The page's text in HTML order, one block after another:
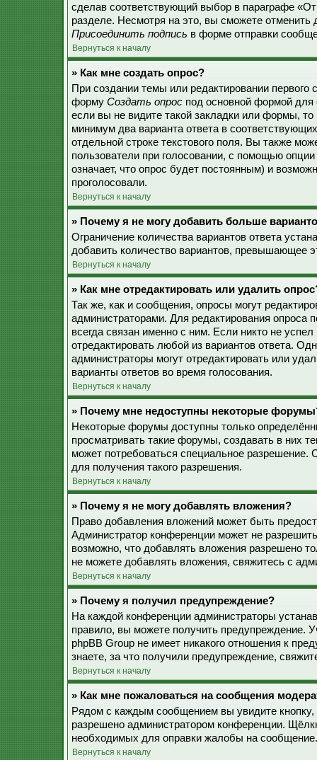
сделав соответствующий выбор в параграфе
разделе. Несмотря на это, вы сможете
Присоединить подпись в форме отправки
Вернуться к началу
» Как мне создать опрос?
При создании темы или редактировании
форму Создать опрос под основной формой для
если вы не видите такой закладки или формы,
минимум два варианта ответа в
отдельной строке текстового поля. Вы также
пользователи при голосовании, с помощью
означает, что опрос будет постоянным) и
проголосовали.
Вернуться к началу
» Почему я не могу добавить больше
Ограничение количества вариантов ответа
добавить количество вариантов, превышающее
Вернуться к началу
» Как мне отредактировать или удалить
Так же, как и сообщения, опросы могут
администраторами. Для редактирования опроса
всегда связан именно с ним. Если никто не
отредактировать любой из вариантов ответа.
администраторы могут отредактировать или
варианты ответов во время голосования.
Вернуться к началу
» Почему мне недоступны некоторые
Некоторые форумы доступны только
просматривать такие форумы, создавать в них
может потребоваться специальное
для получения такого разрешения.
Вернуться к началу
» Почему я не могу добавлять вложения?
Право добавления вложений может быть
Администратор конференции может не
возможно, что добавлять вложения разрешено
не можете добавлять вложения, свяжитесь с
Вернуться к началу
» Почему я получил предупреждение?
На каждой конференции администраторы
правило, вы можете получить предупреждение.
phpBB Group не имеет никакого отношения к
знаете, за что получили предупреждение,
Вернуться к началу
» Как мне пожаловаться на сообщения
Рядом с каждым сообщением вы увидите
разрешено администратором конференции.
необходимых для оправки жалобы на сообщение.
Вернуться к началу